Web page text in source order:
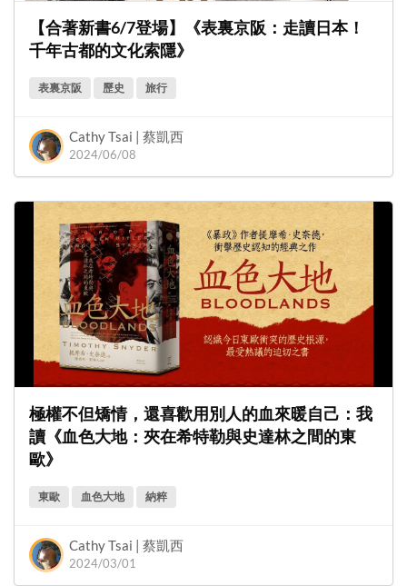
【合著新書6/7登場】《表裏京阪：走讀日本！
千年古都的文化索隱》
表裏京阪 歷史 旅行
Cathy Tsai | 蔡凱西
2024/06/08
極權不但矯情，還喜歡用別人的血來暖自己：我
讀《血色大地：夾在希特勒與史達林之間的東
歐》
東歐 血色大地 納粹
Cathy Tsai | 蔡凱西
2024/03/01